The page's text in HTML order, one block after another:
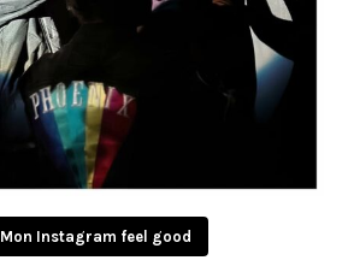
Mon Instagram feel good